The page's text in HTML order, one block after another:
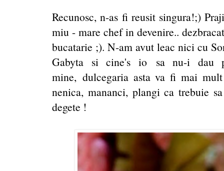
Recunosc, n-as fi reusit singura!;)
miu - mare chef in devenire..
bucatarie ;). N-am avut leac nici cu
Gabyta si cine's io sa nu-i dau
mine, dulcegaria asta va fi mai
nenica, mananci, plangi ca trebuie
degete !